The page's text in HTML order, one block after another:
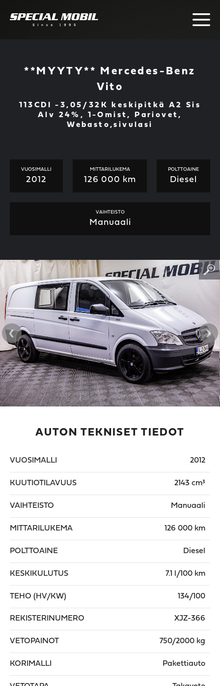
**MYYTY** Mercedes-Benz
Vito
113CDI -3,05/32K keskipitkä A2 Sis
Alv 24%, 1-Omist, Pariovet,
Webasto,sivulasi
VUOSIMALLI
2012
MITTARILUKEMA
126 000 km
POLTTOAINE
Diesel
VAIHTEISTO
Manuaali
‹ ›
AUTON TEKNISET TIEDOT
VUOSIMALLI 2012
KUUTIOTILAVUUS 2143 cm³
VAIHTEISTO Manuaali
MITTARILUKEMA 126 000 km
POLTTOAINE Diesel
KESKIKULUTUS 7.1 l/100 km
TEHO (HV/KW) 134/100
REKISTERINUMERO XJZ-366
VETOPAINOT 750/2000 kg
KORIMALLI Pakettiauto